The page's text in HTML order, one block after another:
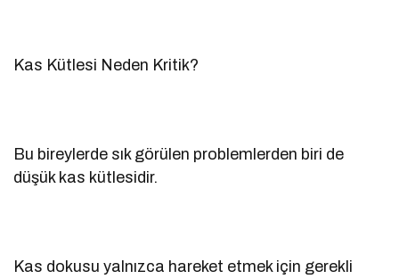
Kas Kütlesi Neden Kritik?
Bu bireylerde sık görülen problemlerden biri de
düşük kas kütlesidir.
Kas dokusu yalnızca hareket etmek için gerekli